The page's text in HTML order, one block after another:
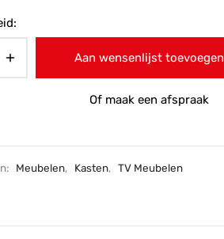
Aan wensenlijst toevoegen
Of maak een afspraak
Meubelen, Kasten, TV Meubelen